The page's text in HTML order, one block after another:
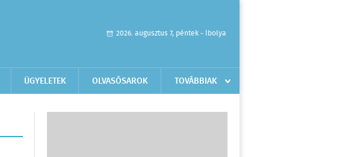
2026. augusztus 7, péntek - Ibolya
ÜGYELETEK OLVASÓSAROK TOVÁBBIAK